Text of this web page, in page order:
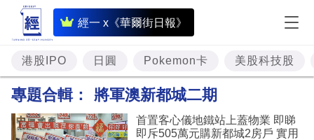
經一 x《華爾街日報》
即
時
財
經
題
港股IPO 日圓 Pokemon卡 美股科技股
專題合輯： 將軍澳新都城二期
首置客心儀地鐵站上蓋物業 即睇
即斥505萬元購新都城2房戶 實用